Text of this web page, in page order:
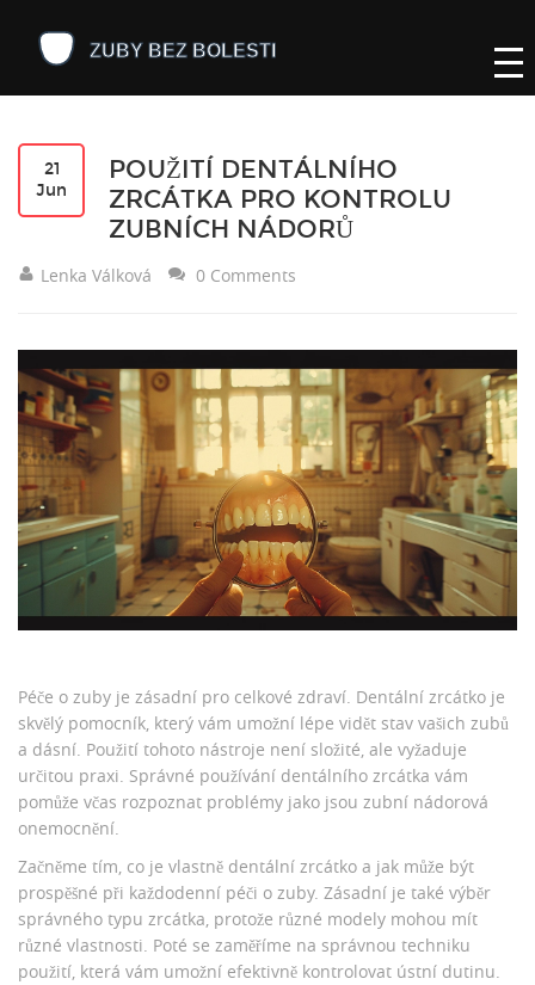
21
Jun
POUŽITÍ DENTÁLNÍHO
ZRCÁTKA PRO KONTROLU
ZUBNÍCH NÁDORŮ
Lenka Válková 0 Comments
Péče o zuby je zásadní pro celkové zdraví. Dentální zrcátko je
skvělý pomocník, který vám umožní lépe vidět stav vašich zubů
a dásní. Použití tohoto nástroje není složité, ale vyžaduje
určitou praxi. Správné používání dentálního zrcátka vám
pomůže včas rozpoznat problémy jako jsou zubní nádorová
onemocnění.
Začněme tím, co je vlastně dentální zrcátko a jak může být
prospěšné při každodenní péči o zuby. Zásadní je také výběr
správného typu zrcátka, protože různé modely mohou mít
různé vlastnosti. Poté se zaměříme na správnou techniku
použití, která vám umožní efektivně kontrolovat ústní dutinu.